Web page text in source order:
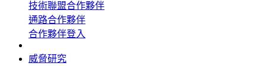
技術聯盟合作夥伴
通路合作夥伴
合作夥伴登入
威脅研究